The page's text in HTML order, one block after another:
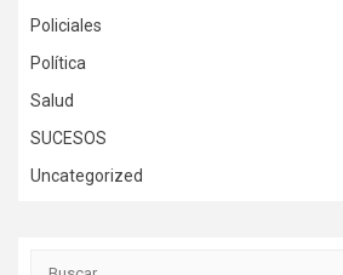
Policiales
Política
Salud
SUCESOS
Uncategorized
Buscar: